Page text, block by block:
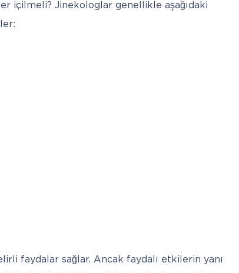
içilmeli? Jinekologlar genellikle aşağıdaki
faydalar sağlar. Ancak faydalı etkilerin yanı